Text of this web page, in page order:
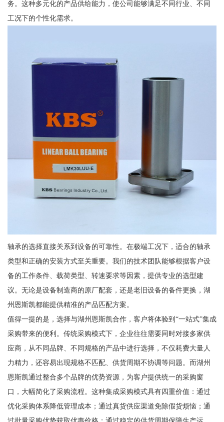
务。这种多元化的产品供给能力，使公司能够满足不同行业、不同
工况下的个性化需求。
轴承的选择直接关系到设备的可靠性。在极端工况下，适合的轴承
类型和正确的安装方式至关重要。我们的技术团队能够根据客户设
备的工作条件、载荷类型、转速要求等因素，提供专业的选型建
议。无论是设备制造商的原厂配套，还是老旧设备的备件更换，湖
州恩斯凯都能提供精准的产品匹配方案。
值得一提的是，选择与湖州恩斯凯合作，客户将体验到“一站式”集成
采购带来的便利。传统采购模式下，企业往往需要同时对接多家供
应商，从不同品牌、不同规格的产品中进行选择，不仅耗费大量人
力精力，还容易出现规格不匹配、供货周期不协调等问题。而湖州
恩斯凯通过整合多个品牌的优势资源，为客户提供统一的采购窗
口，大幅简化了采购流程。这种集成采购模式具有四重价值：通过
优化采购体系降低管理成本；通过真货供应渠道免除假货烦恼；通